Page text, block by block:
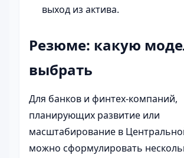
выход из актива.
Резюме: какую
выбрать
Для банков и финтех-компаний,
планирующих развитие или
масштабирование в
можно сформулировать